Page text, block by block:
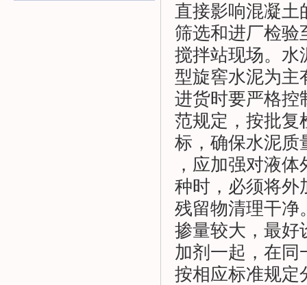
直接影响混凝土
筛选和进厂检验
搅拌站现场。水
型旋窖水泥为主
进货时要严格控
范规定，按批复
标，确保水泥质
，应加强对液
种时，必须将外
残留物清理干净
掺量较大，最好
加剂一起，在同
按相应标准规定